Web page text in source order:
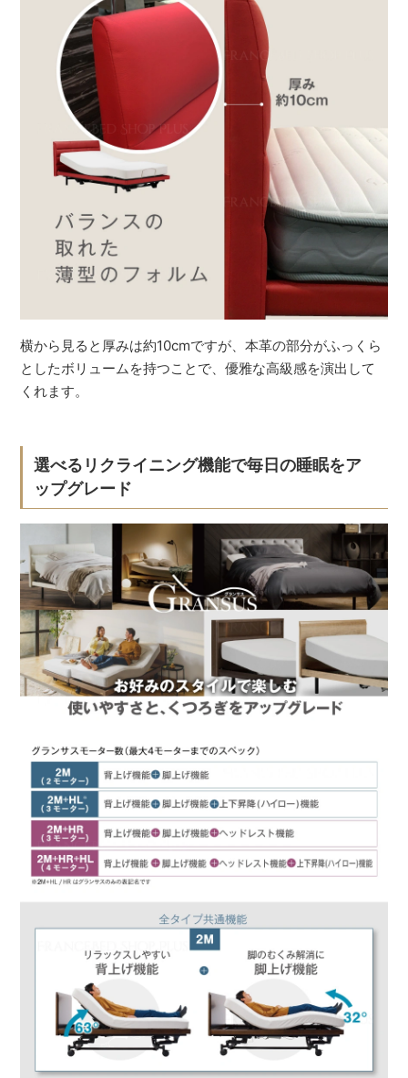
横から見ると厚みは約10cmですが、本革の部分がふっくら
としたボリュームを持つことで、優雅な高級感を演出して
くれます。
選べるリクライニング機能で毎日の睡眠をア
ップグレード